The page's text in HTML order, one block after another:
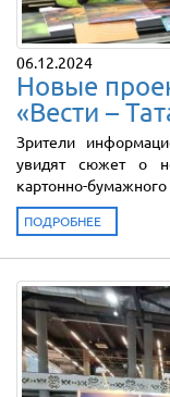
06.12.2024
Новые
«Вести –
Зрители
увидят сюжет о
картонно-
ПОДРОБНЕЕ